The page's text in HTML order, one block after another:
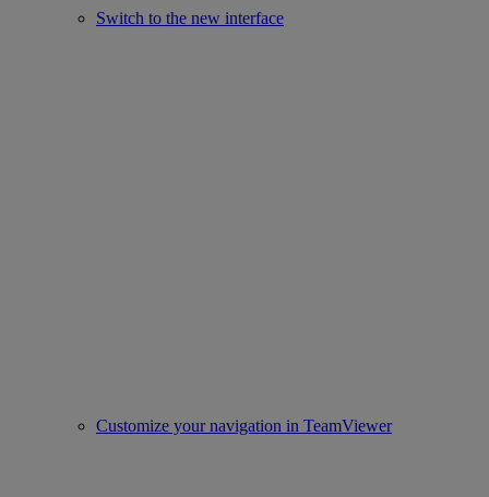
Switch to the new interface
Customize your navigation in TeamViewer